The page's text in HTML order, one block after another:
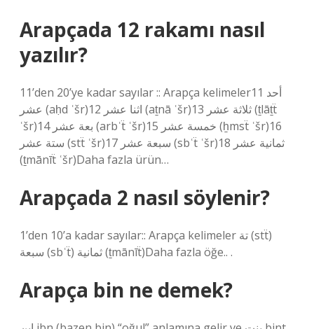
Arapçada 12 rakamı nasıl
yazılır?
11’den 20’ye kadar sayılar :: Arapça kelimeler11 أحد
عشر (aḥd ʿšr)12 اثنا عشر (aṯnā ʿšr)13 ثلاثة عشر (ṯlāṯẗ
ʿšr)14 بعة عشر (arbʿẗ ʿšr)15 خمسة عشر (ẖmsẗ ʿšr)16
ستة عشر (stẗ ʿšr)17 سبعة عشر (sbʿẗ ʿšr)18 ثمانية عشر
(ṯmānīẗ ʿšr)Daha fazla ürün…
Arapçada 2 nasıl söylenir?
1’den 10’a kadar sayılar:: Arapça kelimeler تة (stẗ)
سبعة (sbʿẗ) ثمانية (ṯmānīẗ)Daha fazla öğe.. .
Arapça bin ne demek?